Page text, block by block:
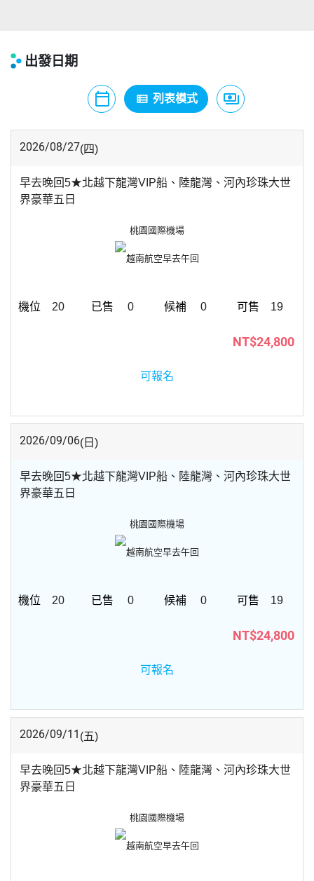
出發日期
calendar_today
月曆模式
view_list
列表模式 payments
價格模式
2026/08/27(四)
早去晚回5★北越下龍灣VIP船、陸龍灣、河內珍珠大世
界豪華五日
桃園國際機場
越南航空早去午回
20 0 0 19
NT$24,800
可報名
2026/09/06(日)
早去晚回5★北越下龍灣VIP船、陸龍灣、河內珍珠大世
界豪華五日
桃園國際機場
越南航空早去午回
20 0 0 19
NT$24,800
可報名
2026/09/11 (五)
早去晚回5★北越下龍灣VIP船、陸龍灣、河內珍珠大世
界豪華五日
桃園國際機場
越南航空早去午回